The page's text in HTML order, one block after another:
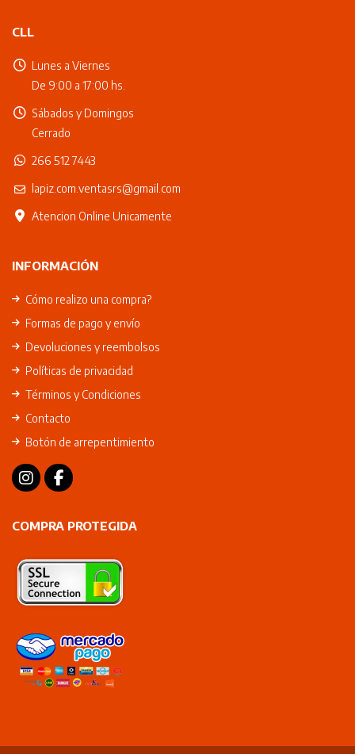
CLL
Lunes a Viernes
De 9:00 a 17:00 hs.
Sábados y Domingos
Cerrado
266 512 7443
lapiz.com.ventasrs@gmail.com
Atencion Online Unicamente
INFORMACIÓN
Cómo realizo una compra?
Formas de pago y envío
Devoluciones y reembolsos
Políticas de privacidad
Términos y Condiciones
Contacto
Botón de arrepentimiento
COMPRA PROTEGIDA